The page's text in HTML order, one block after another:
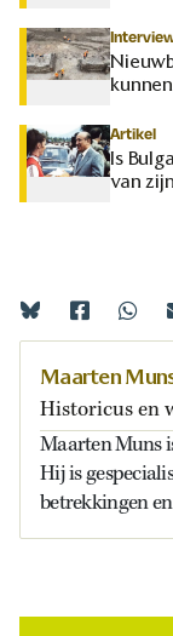
Artikel
Is
van
Maarten
Historicus en
Maarten Muns
Hij is
betrekkingen